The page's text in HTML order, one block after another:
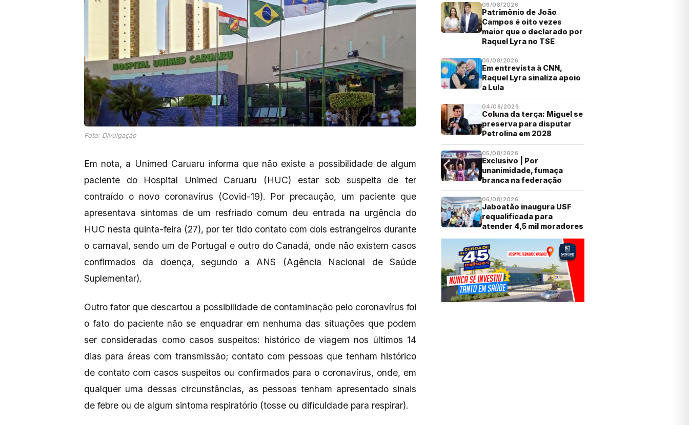
Foto: Divulgação
Em nota, a Unimed Caruaru informa que não existe a possibilidade de algum
paciente do Hospital Unimed Caruaru (HUC) estar sob suspeita de ter
contraído o novo coronavírus (Covid-19). Por precaução, um paciente que
apresentava sintomas de um resfriado comum deu entrada na urgência do
HUC nesta quinta-feira (27), por ter tido contato com dois estrangeiros durante
o carnaval, sendo um de Portugal e outro do Canadá, onde não existem casos
confirmados da doença, segundo a ANS (Agência Nacional de Saúde
Suplementar).
Outro fator que descartou a possibilidade de contaminação pelo coronavírus foi
o fato do paciente não se enquadrar em nenhuma das situações que podem
ser consideradas como casos suspeitos: histórico de viagem nos últimos 14
dias para áreas com transmissão; contato com pessoas que tenham histórico
de contato com casos suspeitos ou confirmados para o coronavírus, onde, em
qualquer uma dessas circunstâncias, as pessoas tenham apresentado sinais
de febre ou de algum sintoma respiratório (tosse ou dificuldade para respirar).
06/08/2026
Patrimônio de João
Campos é oito vezes
maior que o declarado por
Raquel Lyra no TSE
06/08/2026
Em entrevista à CNN,
Raquel Lyra sinaliza apoio
a Lula
04/08/2026
Coluna da terça: Miguel se
preserva para disputar
Petrolina em 2028
05/08/2026
Exclusivo | Por
unanimidade, fumaça
branca na federação
06/08/2026
Jaboatão inaugura USF
requalificada para
atender 4,5 mil moradores